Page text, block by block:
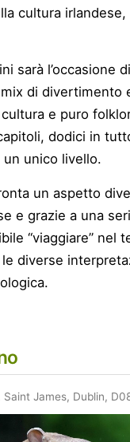
cultura irlandese,
sarà l’occasione di
di divertimento
e puro
dodici in
unico livello.
un aspetto
e grazie a una
“viaggiare” nel
diverse
Saint James, Dublin,